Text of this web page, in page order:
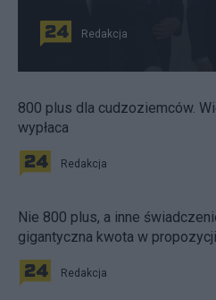
Redakcja
800 plus dla cudzoziemców.
wypłaca
Redakcja
Nie 800 plus, a inne
gigantyczna kwota w propozycji
Redakcja